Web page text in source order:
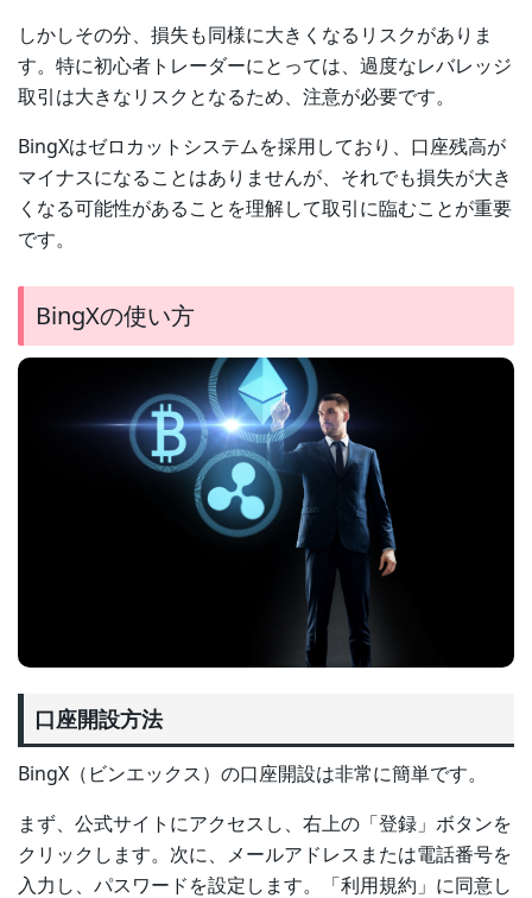
しかしその分、損失も同様に大きくなるリスクがありま
す。特に初心者トレーダーにとっては、過度なレバレッジ
取引は大きなリスクとなるため、注意が必要です。
BingXはゼロカットシステムを採用しており、口座残高が
マイナスになることはありませんが、それでも損失が大き
くなる可能性があることを理解して取引に臨むことが重要
です。
BingXの使い方
口座開設方法
BingX（ビンエックス）の口座開設は非常に簡単です。
まず、公式サイトにアクセスし、右上の「登録」ボタンを
クリックします。次に、メールアドレスまたは電話番号を
入力し、パスワードを設定します。「利用規約」に同意し